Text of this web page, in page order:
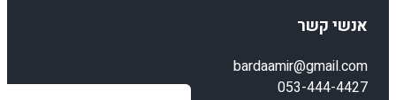
אנשי קשר
bardaamir@gmail.com
053-444-4427